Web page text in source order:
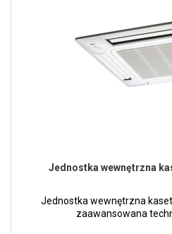
Jednostka wewnętrzna
Jednostka wewnętrzna
zaawansowana